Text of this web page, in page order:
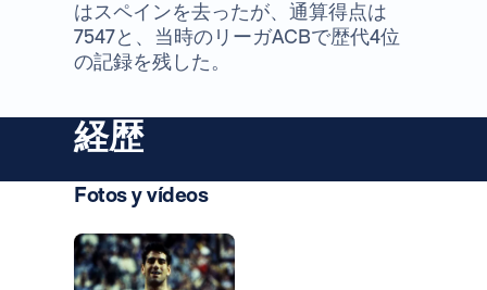
はスペインを去ったが、通算得点は
7547と、当時のリーガACBで歴代4位
の記録を残した。
経歴
Fotos y vídeos